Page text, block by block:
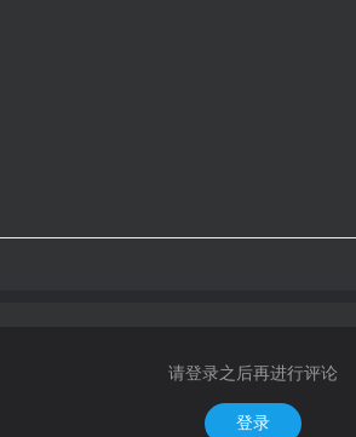
请登录之后再进行评论
登录